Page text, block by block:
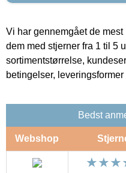
Vi har gennemgået de
dem med stjerner fra 1 til 5
sortimentstørrelse,
betingelser,
Bedst
Webshop